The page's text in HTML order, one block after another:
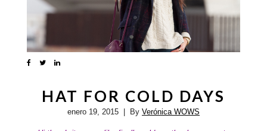
HAT FOR COLD DAYS
enero 19, 2015 | By Verónica WOWS